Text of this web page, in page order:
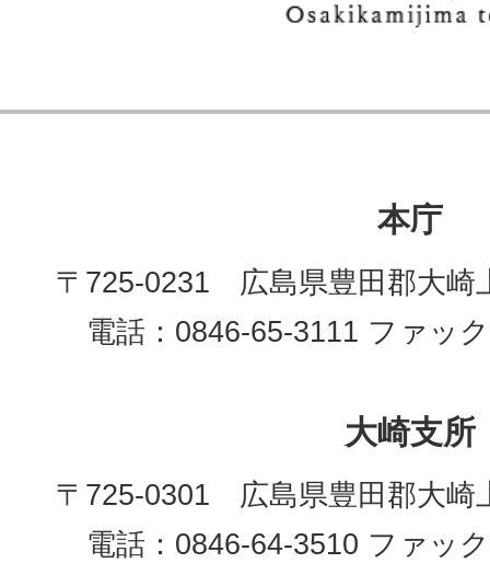
本庁
〒725-0231 広島県豊田郡大崎
電話：0846-65-3111 ファッ
大崎支所
〒725-0301 広島県豊田郡大崎
電話：0846-64-3510 ファッ